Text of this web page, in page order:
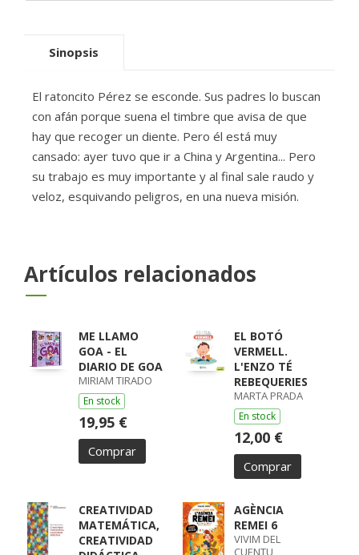
Sinopsis
El ratoncito Pérez se esconde. Sus padres lo buscan
con afán porque suena el timbre que avisa de que
hay que recoger un diente. Pero él está muy
cansado: ayer tuvo que ir a China y Argentina... Pero
su trabajo es muy importante y al final sale raudo y
veloz, esquivando peligros, en una nueva misión.
Artículos relacionados
ME LLAMO
GOA - EL
DIARIO DE GOA
MIRIAM TIRADO
En stock
19,95 €
Comprar
EL BOTÓ
VERMELL.
L'ENZO TÉ
REBEQUERIES
MARTA PRADA
En stock
12,00 €
Comprar
CREATIVIDAD
MATEMÁTICA,
CREATIVIDAD
AGÈNCIA
REMEI 6
VIVIM DEL
CUENTU